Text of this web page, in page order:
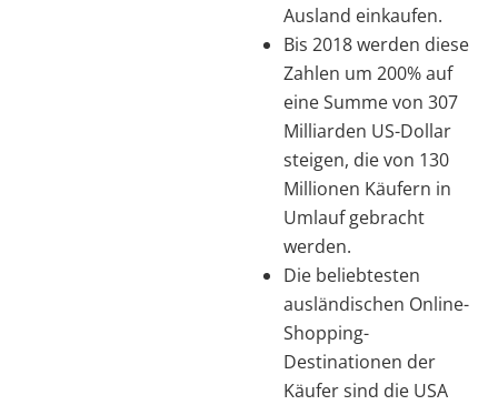
Ausland einkaufen.
Bis 2018 werden diese
Zahlen um 200% auf
eine Summe von 307
Milliarden US-Dollar
steigen, die von 130
Millionen Käufern in
Umlauf gebracht
werden.
Die beliebtesten
ausländischen Online-
Shopping-
Destinationen der
Käufer sind die USA